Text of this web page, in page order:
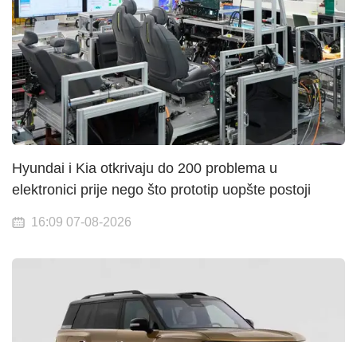
Hyundai i Kia otkrivaju do 200 problema u
elektronici prije nego što prototip uopšte postoji
16:09 07-08-2026